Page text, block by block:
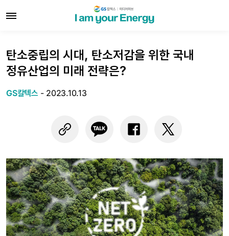
탄소중립의 시대, 탄소저감을 위한 국내
정유산업의 미래 전략은?
GS칼텍스 - 2023.10.13